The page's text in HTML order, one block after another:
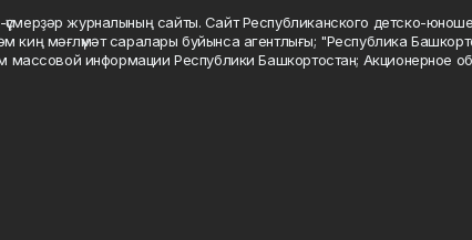
журналының сайты. Сайт Республиканского детско-
киң мәғлүмәт саралары буйынса агентлығы; "Республика
массовой информации Республики Башкортостан; Акционерное